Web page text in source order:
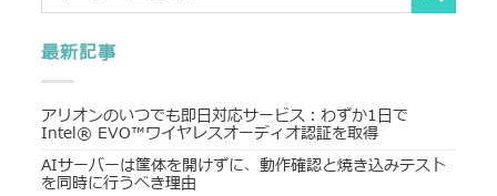
最新記事
アリオンのいつでも即日対応サービス：わずか1日で
Intel® EVO™ワイヤレスオーディオ認証を取得
AIサーバーは筐体を開けずに、動作確認と焼き込みテスト
を同時に行うべき理由